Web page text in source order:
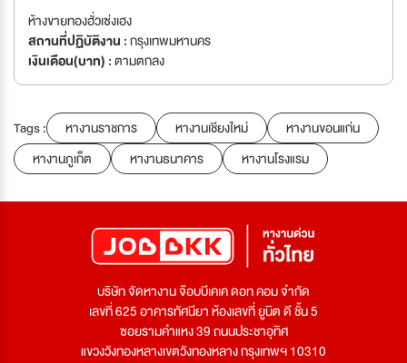
ห้างขายทองฮั่วเซ่งเฮง
สถานที่ปฏิบัติงาน :กรุงเทพมหานคร
เงินเดือน(บาท) :ตามตกลง
Tags : หางานราชการ หางานเชียงใหม่
หางานขอนแก่น
หางานภูเก็ต
หางานธนาคาร หางานโรงแรม
บริษัท จัดหางาน จ๊อบบีเคเค ดอท คอม จำกัด
เลขที่ 625 อาคารทัศนียา ห้องเลขที่ ยูนิต ดี ชั้น 5
ซอยรามคำแหง 39 ถนนประชาอุทิศ
แขวงวังทองหลางเขตวังทองหลาง กรุงเทพฯ 10310